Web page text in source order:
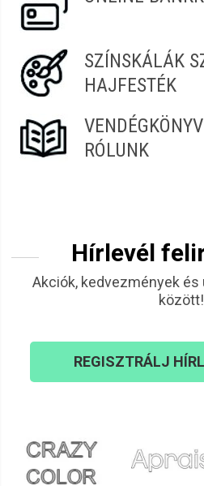
SZÍNSKÁLÁK
HAJFESTÉK
RÓLUNK
Hírlevél
Akciók, kedvezmények
között!
REGISZTRÁLJ